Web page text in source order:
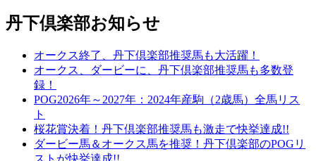
丹下倶楽部お知らせ
オークス終了、丹下倶楽部推奨馬も大活躍！
オークス、ダービーに、丹下倶楽部推奨馬も多数登
録！
POG2026年～2027年：2024年産駒（2歳馬）全馬リス
ト
桜花賞決着！丹下倶楽部推奨馬も激走で快挙達成!!
ダービー馬＆オークス馬を推奨！丹下倶楽部のPOGリ
ストが快挙達成!!